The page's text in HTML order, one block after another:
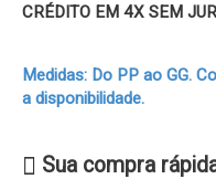
CRÉDITO EM 4X SEM
Medidas: Do PP ao GG.
a disponibilidade.
Sua compra